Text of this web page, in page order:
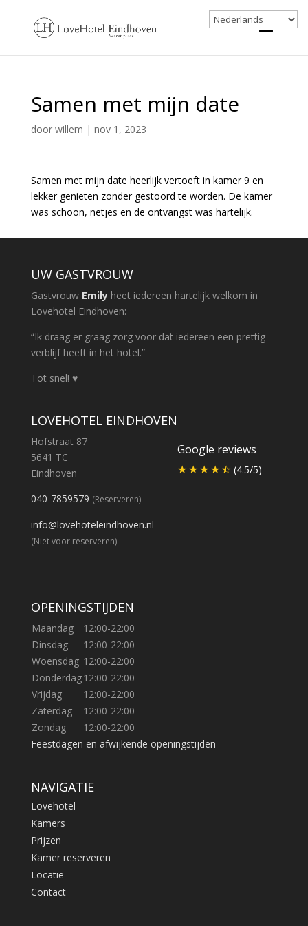
Samen met mijn date
door willem | nov 1, 2023
Samen met mijn date heerlijk vertoeft in kamer 9 en
lekker genieten zonder gestoord te worden. De kamer
was schoon, netjes en de ontvangst was hartelijk.
UW GASTVROUW
Gastvrouw Emilyheet iedereen hartelijk welkom in
Lovehotel Eindhoven:
“Ik draag er graag zorg voor dat iedereen een prettig
verblijf heeft in het hotel.”
Tot snel! ♥
LOVEHOTEL EINDHOVEN
Hofstraat 87
5641 TC
Eindhoven
040-7859579 (Reserveren)
info@lovehoteleindhoven.nl
(Niet voor reserveren)
Google reviews
(4.5/5)
OPENINGSTIJDEN
Maandag
12:00-22:00
Dinsdag
12:00-22:00
Woensdag 12:00-22:00
Donderdag12:00-22:00
Vrijdag
12:00-22:00
Zaterdag
12:00-22:00
Zondag
12:00-22:00
Feestdagen en afwijkende openingstijden
NAVIGATIE
Lovehotel
Kamers
Prijzen
Kamer reserveren
Locatie
Contact